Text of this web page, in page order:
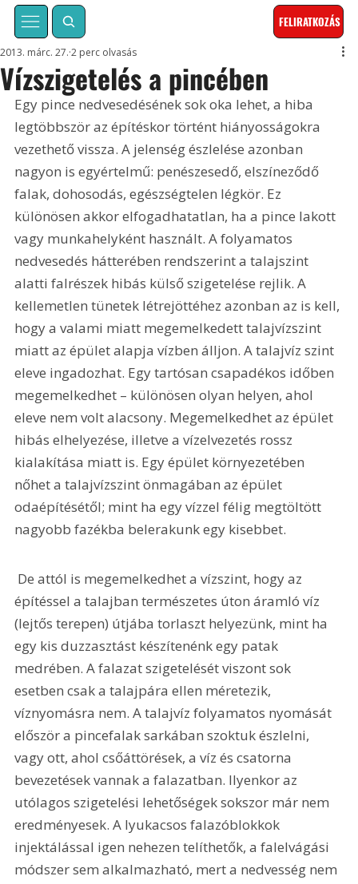
FELIRATKOZÁS
Vízszigetelés a pincében
2013. márc. 27. 2 perc olvasás
Egy pince nedvesedésének sok oka lehet, a hiba
legtöbbször az építéskor történt hiányosságokra
vezethető vissza. A jelenség észlelése azonban
nagyon is egyértelmű: penészesedő, elszíneződő
falak, dohosodás, egészségtelen légkör. Ez
különösen akkor elfogadhatatlan, ha a pince lakott
vagy munkahelyként használt. A folyamatos
nedvesedés hátterében rendszerint a talajszint
alatti falrészek hibás külső szigetelése rejlik. A
kellemetlen tünetek létrejöttéhez azonban az is kell,
hogy a valami miatt megemelkedett talajvízszint
miatt az épület alapja vízben álljon. A talajvíz szint
eleve ingadozhat. Egy tartósan csapadékos időben
megemelkedhet – különösen olyan helyen, ahol
eleve nem volt alacsony. Megemelkedhet az épület
hibás elhelyezése, illetve a vízelvezetés rossz
kialakítása miatt is. Egy épület környezetében
nőhet a talajvízszint önmagában az épület
odaépítésétől; mint ha egy vízzel félig megtöltött
nagyobb fazékba belerakunk egy kisebbet.
építéssel a talajban természetes úton áramló víz
(lejtős terepen) útjába torlaszt helyezünk, mint ha
egy kis duzzasztást készítenénk egy patak
medrében. A falazat szigetelését viszont sok
esetben csak a talajpára ellen méretezik,
víznyomásra nem. A talajvíz folyamatos nyomását
először a pincefalak sarkában szoktuk észlelni,
vagy ott, ahol csőáttörések, a víz és csatorna
bevezetések vannak a falazatban. Ilyenkor az
utólagos szigetelési lehetőségek sokszor már nem
eredményesek. A lyukacsos falazóblokkok
injektálással igen nehezen telíthetők, a falelvágási
módszer sem alkalmazható, mert a nedvesség nem